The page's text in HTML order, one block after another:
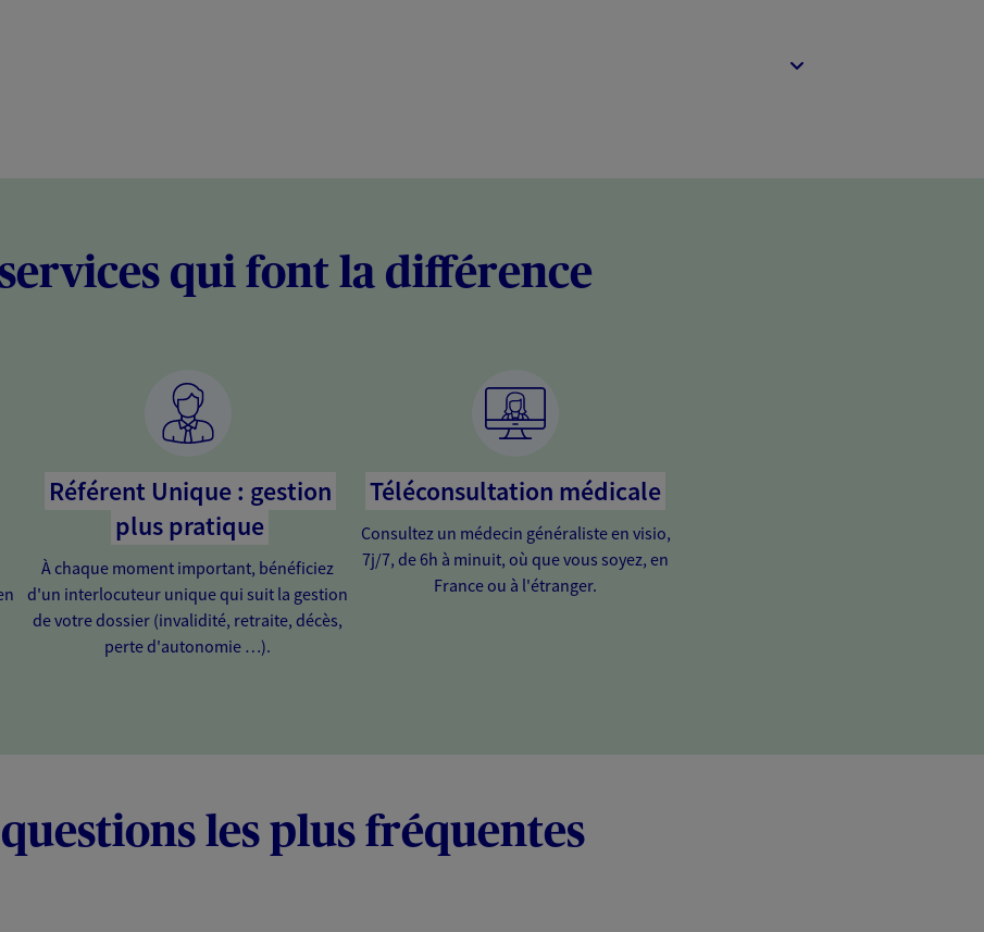
qui font la différence
Référent Unique : gestion
plus pratique
À chaque moment important, bénéficiez
d'un interlocuteur unique qui suit la gestion
de votre dossier (invalidité, retraite, décès,
perte d'autonomie …).
Téléconsultation médicale
Consultez un médecin généraliste en visio,
7j/7, de 6h à minuit, où que vous soyez, en
France ou à l'étranger.
questions les plus fréquentes